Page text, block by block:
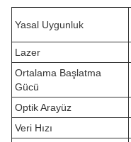
Yasal Uygunluk
Lazer
Ortalama Başlatma
Gücü
Optik Arayüz
Veri Hızı